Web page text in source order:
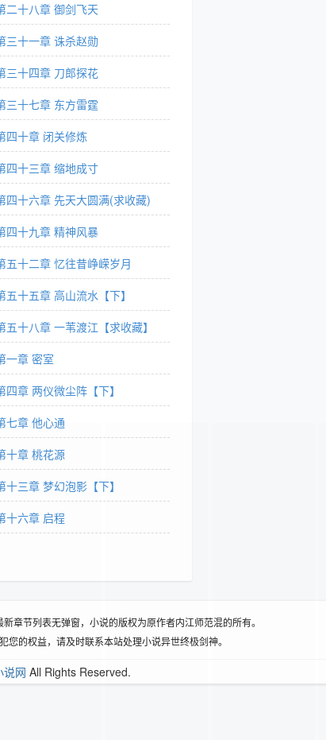
二十八章 御剑飞天
三十一章 诛杀赵勋
三十四章 刀郎探花
三十七章 东方雷霆
四十章 闭关修炼
四十三章 缩地成寸
四十六章 先天大圆满(求收藏)
四十九章 精神风暴
五十二章 忆往昔峥嵘岁月
五十五章 高山流水【下】
五十八章 一苇渡江【求收藏】
一章 密室
四章 两仪微尘阵【下】
七章 他心通
十章 桃花源
十三章 梦幻泡影【下】
十六章 启程
章节列表无弹窗，小说的版权为原作者内江师范混的所有。
的权益，请及时联系本站处理小说异世终极剑神。
说网 All Rights Reserved.